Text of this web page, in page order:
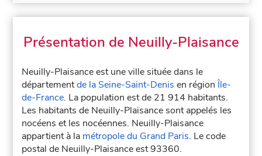
Présentation de Neuilly-Plaisance
Neuilly-Plaisance est une ville située dans le
départementde la Seine-Saint-Denis en régionÎle-
de-France. La population est de 21 914 habitants.
Les habitants de Neuilly-Plaisance sont appelés les
nocéens et les nocéennes. Neuilly-Plaisance
appartient à la métropole du Grand Paris. Le code
postal de Neuilly-Plaisance est 93360.